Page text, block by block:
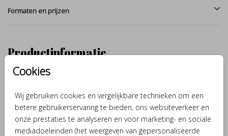
Cookies
Wij gebruiken cookies en vergelijkbare technieken om een
betere gebruikerservaring te bieden, ons websiteverkeer en
onze prestaties te analyseren en voor marketing- en sociale
mediadoeleinden (het weergeven van gepersonaliseerde
Formaten en prijzen
Productinformatie
Omschrijving
Hoe schattig is dit geboortekaartje voor een meisje met zwaantjes
met rosegoud folie. Makkelijk zelf aan te passen in de editor en
bestel een proefdruk.